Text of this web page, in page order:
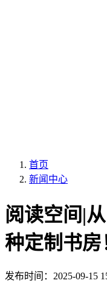
首页
新闻中心
阅读空间|
种定制书房
发布时间： 2025-09-15